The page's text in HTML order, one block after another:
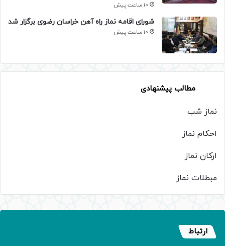
10 ساعت پیش
شورای اقامه نماز راه آهن خراسان رضوی برگزار شد
10 ساعت پیش
مطالب پیشنهادی
نماز شب
احکام نماز
ارکان نماز
مبطلات نماز
ارتباط